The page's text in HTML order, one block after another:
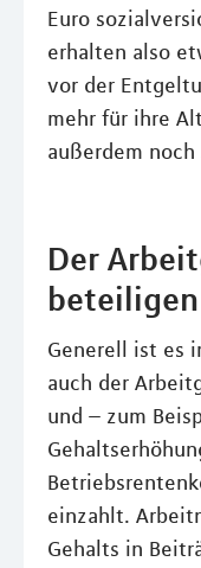
Euro
erhalten also
vor der
mehr für ihre
außerdem
Der
beteiligen
Generell ist es
auch der
und – zum
einzahlt.
Gehalts in